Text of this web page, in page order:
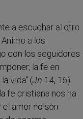
a escuchar al otro
a los
con los seguidores
la fe en
vida" (Jn 14, 16).
fe cristiana nos ha
el amor no son